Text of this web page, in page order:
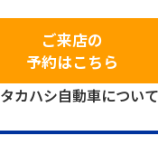
ご来店の
予約はこちら
タカハシ自動車について